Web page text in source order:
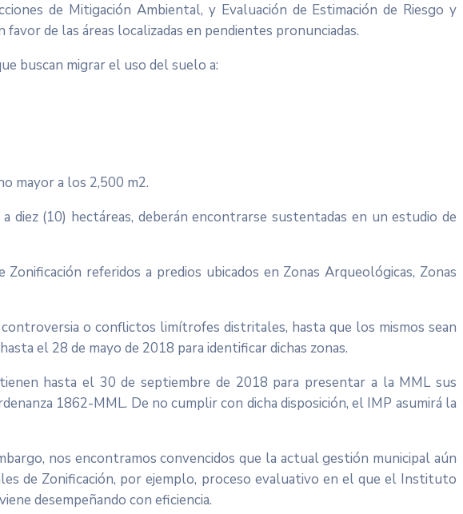
de Mitigación Ambiental, y Evaluación de Estimación de Riesgo y
de las áreas localizadas en pendientes pronunciadas.
buscan migrar el uso del suelo a:
mayor a los 2,500 m2.
diez (10) hectáreas, deberán encontrarse sustentadas en un estudio de
referidos a predios ubicados en Zonas Arqueológicas, Zonas
o conflictos limítrofes distritales, hasta que los mismos sean
el 28 de mayo de 2018 para identificar dichas zonas.
hasta el 30 de septiembre de 2018 para presentar a la MML sus
1862-MML. De no cumplir con dicha disposición, el IMP asumirá la
nos encontramos convencidos que la actual gestión municipal aún
de Zonificación, por ejemplo, proceso evaluativo en el que el Instituto
desempeñando con eficiencia.